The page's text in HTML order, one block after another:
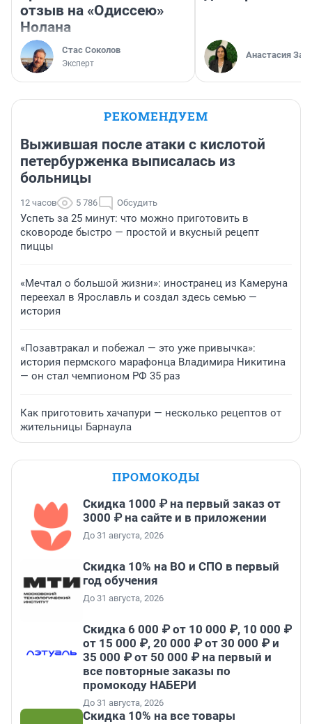
отзыв на «Одиссею»
Нолана
Стас Соколов
Эксперт
Анастасия
РЕКОМЕНДУЕМ
Выжившая после атаки с кислотой
петербурженка выписалась из
больницы
12 часов 5 786 Обсудить
Успеть за 25 минут: что можно приготовить в
сковороде быстро — простой и вкусный рецепт
пиццы
«Мечтал о большой жизни»: иностранец из Камеруна
переехал в Ярославль и создал здесь семью —
история
«Позавтракал и побежал — это уже привычка»:
история пермского марафонца Владимира Никитина
— он стал чемпионом РФ 35 раз
Как приготовить хачапури — несколько рецептов от
жительницы Барнаула
ПРОМОКОДЫ
Скидка 1000 ₽ на первый заказ от
3000 ₽ на сайте и в приложении
До 31 августа, 2026
Скидка 10% на ВО и СПО в первый
год обучения
До 31 августа, 2026
Скидка 6 000 ₽ от 10 000 ₽, 10 000 ₽
от 15 000 ₽, 20 000 ₽ от 30 000 ₽ и
35 000 ₽ от 50 000 ₽ на первый и
все повторные заказы по
промокоду НАБЕРИ
До 31 августа, 2026
Скидка 10% на все товары